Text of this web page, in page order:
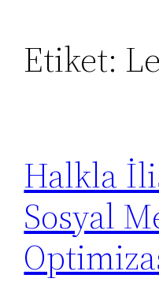
Etiket:
Halkla
Sosyal